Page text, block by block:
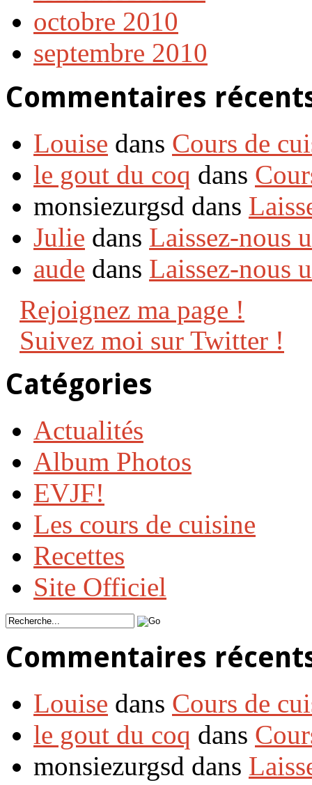
octobre 2010
septembre 2010
Commentaires
Louise dans Cours de
le gout du coq dans
monsiezurgsd dans
Julie dans Laissez-nous
aude dans Laissez-nous
Rejoignez ma page !
Suivez moi sur Twitter !
Catégories
Actualités
Album Photos
EVJF!
Les cours de cuisine
Recettes
Site Officiel
Commentaires
Louise dans Cours de
le gout du coq dans
monsiezurgsd dans